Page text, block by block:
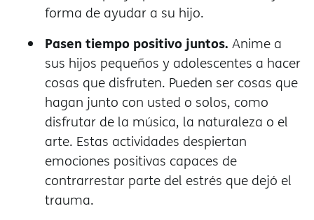
forma de ayudar a su hijo.
Pasen tiempo positivo juntos. Anime a
sus hijos pequeños y adolescentes a hacer
cosas que disfruten. Pueden ser cosas que
hagan junto con usted o solos, como
disfrutar de la música, la naturaleza o el
arte. Estas actividades despiertan
emociones positivas capaces de
contrarrestar parte del estrés que dejó el
trauma.